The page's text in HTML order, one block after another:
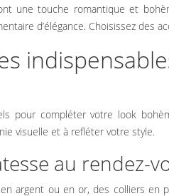
une touche romantique et
d’élégance. Choisissez des
pour compléter votre look
visuelle et à refléter votre style.
au rendez-
argent ou en or, des colliers en